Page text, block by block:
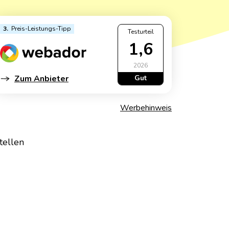
3 Preis-Leistungs-Tipp
Zum Anbieter
Testurteil
1,6
2026
Gut
Werbehinweis